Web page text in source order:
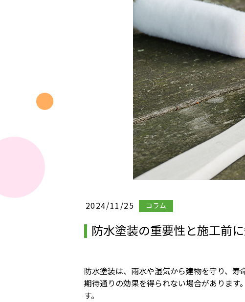
2024/11/25 コラム
防水塗装の重要性と施工前
防水塗装は、雨水や湿気から建物を守り、寿
期待通りの効果を得られない場合がありま
す。